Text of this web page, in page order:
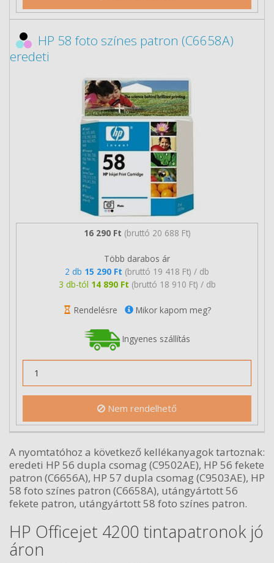
HP 58 foto színes patron (C6658A)
eredeti
16 290 Ft (bruttó 20 688 Ft)
Több darabos ár
2 db 15 290 Ft (bruttó 19 418 Ft) / db
3 db-tól 14 890 Ft (bruttó 18 910 Ft) / db
Rendelésre Mikor kapom meg?
Ingyenes szállítás
Nem rendelhető
A nyomtatóhoz a következő kellékanyagok tartoznak:
eredeti HP 56 dupla csomag (C9502AE), HP 56 fekete
patron (C6656A), HP 57 dupla csomag (C9503AE), HP
58 foto színes patron (C6658A), utángyártott 56
fekete patron, utángyártott 58 foto színes patron.
HP Officejet 4200 tintapatronok jó
áron